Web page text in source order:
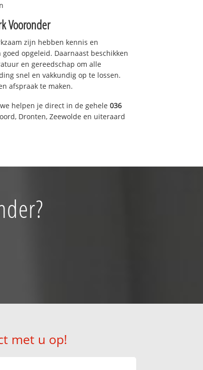
Vooronder
zijn hebben kennis en
opgeleid. Daarnaast beschikken
en gereedschap om alle
snel en vakkundig op te lossen.
afspraak te maken.
helpen je direct in de gehele 036
Dronten, Zeewolde en uiteraard
met u op!